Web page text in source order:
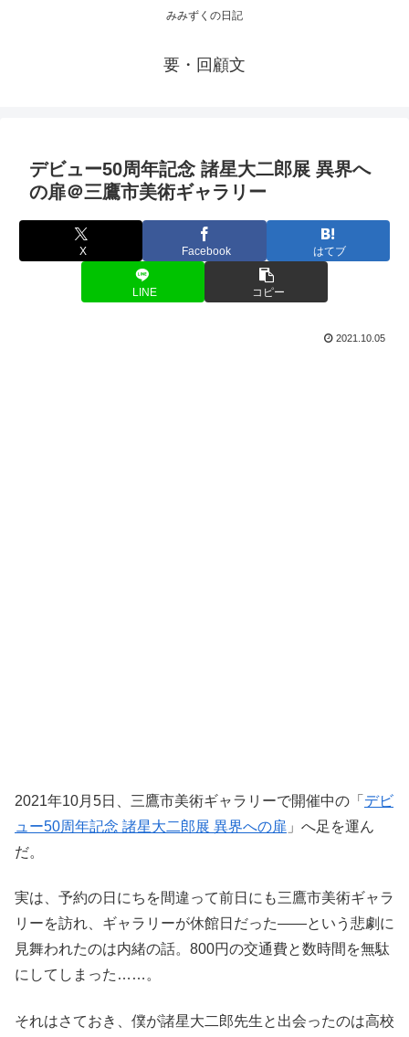
みみずくの日記
要・回顧文
デビュー50周年記念 諸星大二郎展 異界へ
の扉＠三鷹市美術ギャラリー
X Facebook はてブ
LINE コピー
2021.10.05
2021年10月5日、三鷹市美術ギャラリーで開催中の「 デビ
ュー50周年記念 諸星大二郎展 異界への扉 」へ足を運ん
だ。
実は、予約の日にちを間違って前日にも三鷹市美術ギャラ
リーを訪れ、ギャラリーが休館日だった――という悲劇に
見舞われたのは内緒の話。800円の交通費と数時間を無駄
にしてしまった……。
それはさておき、僕が諸星大二郎先生と出会ったのは高校